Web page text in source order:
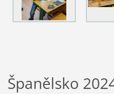
Španělsko